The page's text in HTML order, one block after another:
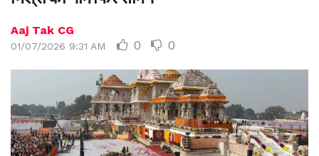
Aaj Tak CG
01/07/2026 9:31 AM 0 0